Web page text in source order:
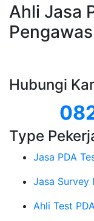
Ahli Jasa
Hubungi
Type
Jasa PDA
Jasa Survey
Ahli Test